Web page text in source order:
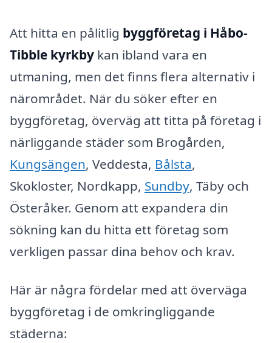
Att hitta en pålitlig byggföretag i Håbo-
Tibble kyrkby kan ibland vara en
utmaning, men det finns flera alternativ i
närområdet. När du söker efter en
byggföretag, överväg att titta på företag i
närliggande städer som Brogården,
Kungsängen, Veddesta, Bålsta,
Skokloster, Nordkapp, Sundby, Täby och
Österåker. Genom att expandera din
sökning kan du hitta ett företag som
verkligen passar dina behov och krav.
Här är några fördelar med att överväga
byggföretag i de omkringliggande
städerna: